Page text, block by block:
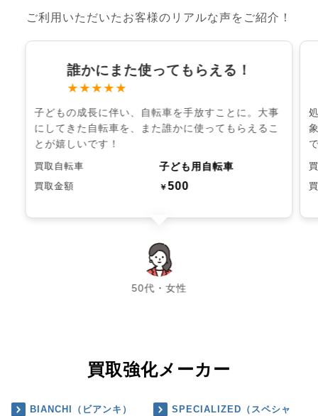
ご利用いただいたお客様のリアルな声をご紹介！
誰かにまた使ってもらえる！
★★★★★
子どもの成長に伴い、自転車を手放すことに。大事
にしてきた自転車を、また誰かに使ってもらえるこ
とが嬉しいです！
買取自転車 子ども用自転車
買取金額 ￥500
50代・女性
chevron_left chevron_right
買取強化メーカー
BIANCHI（ビアンキ）
SPECIALIZED（スペシャ